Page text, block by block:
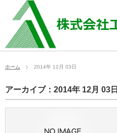
ホーム 2014年 12月 03日
アーカイブ：2014年 12月 03日